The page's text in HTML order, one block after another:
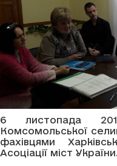
6 листопада
Комсомольської
фахівцями
Асоціації міст України.